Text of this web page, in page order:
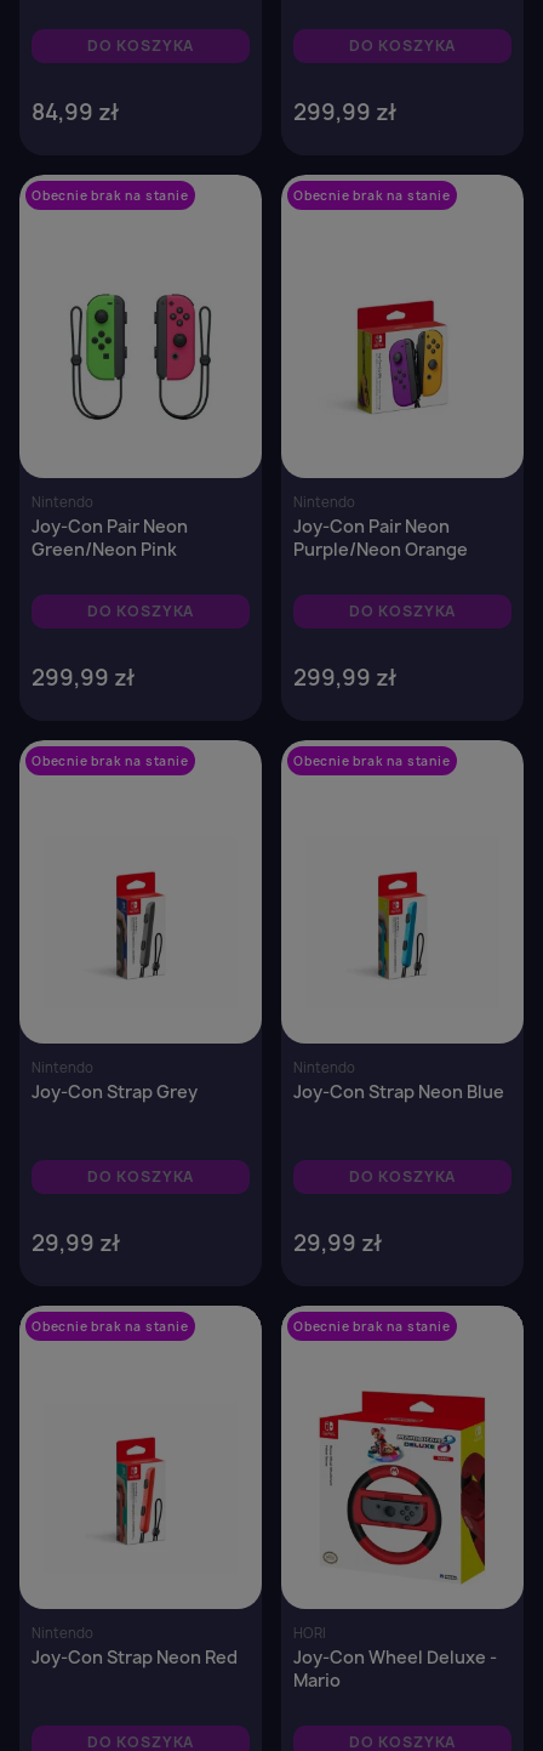
DO KOSZYKA
84,99 zł
DO KOSZYKA
299,99 zł
Obecnie brak na stanie
Nintendo
Joy-Con Pair Neon
Green/Neon Pink
DO KOSZYKA
299,99 zł
Obecnie brak na stanie
Nintendo
Joy-Con Pair Neon
Purple/Neon Orange
DO KOSZYKA
299,99 zł
Obecnie brak na stanie
Nintendo
Joy-Con Strap Grey
DO KOSZYKA
29,99 zł
Obecnie brak na stanie
Nintendo
Joy-Con Strap Neon Blue
DO KOSZYKA
29,99 zł
Obecnie brak na stanie
Nintendo
Joy-Con Strap Neon Red
DO KOSZYKA
Obecnie brak na stanie
HORI
Joy-Con Wheel Deluxe -
Mario
DO KOSZYKA